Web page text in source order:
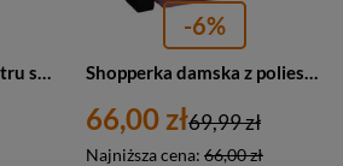
Torba damska z poliestru shopper Rovicky R-TZ15605-ZJ duża A4 szara
-6%
Shopperka damska z poliestru trapezowa Rovicky R-TZ15605-ZJ duża A4 fioletowa
66,00 zł
Najniższa cena: 66,00 zł
69,99 zł